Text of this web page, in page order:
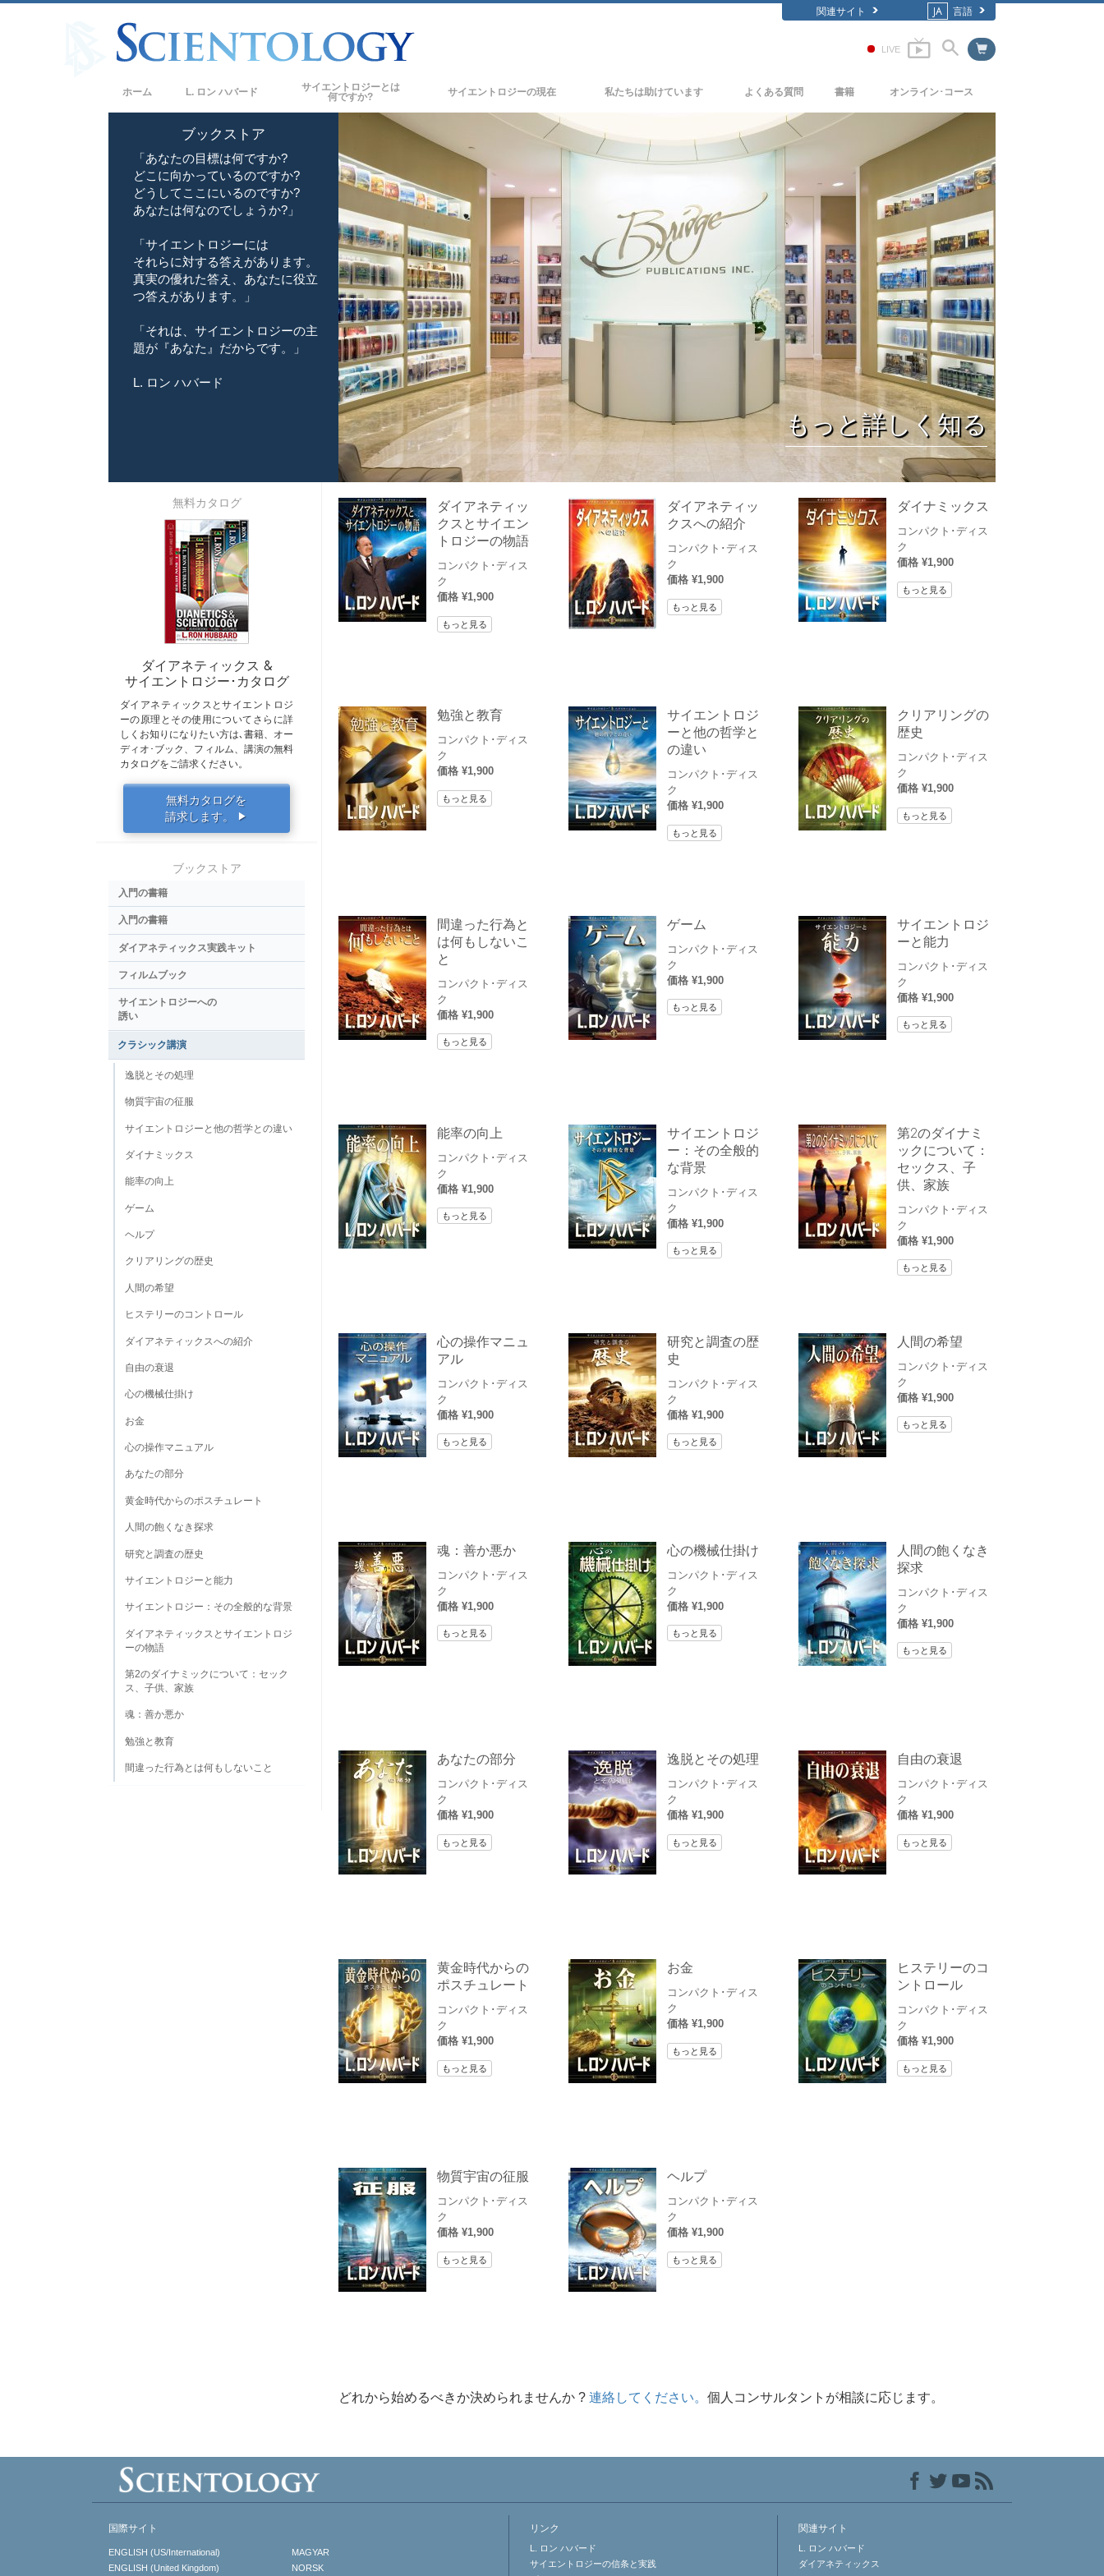
関連サイト JA 言語
LIVE
ホーム L. ロン ハバード
サイエントロジーとは
何ですか?
サイエントロジーの信条と規律
サイエントロジストたちが語るサイエント
ロジー
サイエントロジストに会いましょう
教会の内部
サイエントロジーの基本原理
ダイアネティックスの紹介
愛と憎しみ ―
偉大さとは何か?
サイエントロジーの現在
サイエントロジー教会
新しい
サイエントロジー教会
上級
オーガニゼーション
フラッグ･ランド･ベース
フリーウィンズ
サイエントロジーを
世界にもたらす
デビッド･ミスキャベッジ･サイエントロジ
ーの教会指導者
私たちは助けています よくある質問
背景と基本原理
教会の内部
サイエントロジーの組織
書籍
入門の書籍
オーディオブック
一般向け講演
オンライン･コース
どのように対立を解決するか
存在のダイナミックス
理解を構成するもの
危険な環境に対する解決策
病気やけがのためのアシスト
高潔さと正直さ
結婚
感情のトーン･スケール
薬物に対する解決策
職場のためのツール
エシックスとコンディション
抑圧の原因
調査
組織化の基礎
広報活動の基礎
ターゲットとゴール
もっと詳しく知る
ブックストア
「あなたの目標は何ですか?
どこに向かっているのですか?
どうしてここにいるのですか?
あなたは何なのでしょうか?」
「サイエントロジーには
それらに対する答えがあります。
真実の優れた答え、あなたに役立
つ答えがあります。」
「それは、サイエントロジーの主
題が『あなた』だからです。」
L. ロン ハバード
ダイアネティッ
クスとサイエン
トロジーの物語
コンパクト･ディス
ク
価格 ¥1,900
もっと見る
ダイアネティッ
クスへの紹介
コンパクト･ディス
ク
価格 ¥1,900
もっと見る
ダイナミックス
コンパクト･ディス
ク
価格 ¥1,900
もっと見る
勉強と教育
コンパクト･ディス
ク
価格 ¥1,900
もっと見る
サイエントロジ
ーと他の哲学と
の違い
コンパクト･ディス
ク
価格 ¥1,900
もっと見る
クリアリングの
歴史
コンパクト･ディス
ク
価格 ¥1,900
もっと見る
間違った行為と
は何もしないこ
と
コンパクト･ディス
ク
価格 ¥1,900
もっと見る
ゲーム
コンパクト･ディス
ク
価格 ¥1,900
もっと見る
サイエントロジ
ーと能力
コンパクト･ディス
ク
価格 ¥1,900
もっと見る
能率の向上
コンパクト･ディス
ク
価格 ¥1,900
もっと見る
サイエントロジ
ー：その全般的
な背景
コンパクト･ディス
ク
価格 ¥1,900
もっと見る
第2のダイナミ
ックについて：
セックス、子
供、家族
コンパクト･ディス
ク
価格 ¥1,900
もっと見る
心の操作マニュ
アル
コンパクト･ディス
ク
価格 ¥1,900
もっと見る
研究と調査の歴
史
コンパクト･ディス
ク
価格 ¥1,900
もっと見る
人間の希望
コンパクト･ディス
ク
価格 ¥1,900
もっと見る
魂：善か悪か
コンパクト･ディス
ク
価格 ¥1,900
もっと見る
心の機械仕掛け
コンパクト･ディス
ク
価格 ¥1,900
もっと見る
人間の飽くなき
探求
コンパクト･ディス
ク
価格 ¥1,900
もっと見る
あなたの部分
コンパクト･ディス
ク
価格 ¥1,900
もっと見る
逸脱とその処理
コンパクト･ディス
ク
価格 ¥1,900
もっと見る
自由の衰退
コンパクト･ディス
ク
価格 ¥1,900
もっと見る
黄金時代からの
ポスチュレート
コンパクト･ディス
ク
価格 ¥1,900
もっと見る
お金
コンパクト･ディス
ク
価格 ¥1,900
もっと見る
ヒステリーのコ
ントロール
コンパクト･ディス
ク
価格 ¥1,900
もっと見る
物質宇宙の征服
コンパクト･ディス
ク
価格 ¥1,900
もっと見る
ヘルプ
コンパクト･ディス
ク
価格 ¥1,900
もっと見る
どれから始めるべきか決められませんか ? 連絡してください。 個人コンサルタントが相談に応じます。
無料カタログ
ダイアネティックス &
サイエントロジー･カタログ
ダイアネティックスとサイエントロジ
ーの原理とその使用についてさらに詳
しくお知りになりたい方は､書籍、オー
ディオ･ブック、フィルム、講演の無料
カタログをご請求ください。
無料カタログを
請求します。
▶
ブックストア
入門の書籍
入門の書籍
ダイアネティックス実践キット
フィルムブック
サイエントロジーへの
誘い
クラシック講演
逸脱とその処理
物質宇宙の征服
サイエントロジーと他の哲学との違い
ダイナミックス
能率の向上
ゲーム
ヘルプ
クリアリングの歴史
人間の希望
ヒステリーのコントロール
ダイアネティックスへの紹介
自由の衰退
心の機械仕掛け
お金
心の操作マニュアル
あなたの部分
黄金時代からのポスチュレート
人間の飽くなき探求
研究と調査の歴史
サイエントロジーと能力
サイエントロジー：その全般的な背景
ダイアネティックスとサイエントロジ
ーの物語
第2のダイナミックについて：セック
ス、子供、家族
魂：善か悪か
勉強と教育
間違った行為とは何もしないこと
国際サイト
ENGLISH (US/International)
ENGLISH (United Kingdom)
MAGYAR
NORSK
リンク
L. ロン ハバード
サイエントロジーの信条と実践
関連サイト
L. ロン ハバード
ダイアネティックス